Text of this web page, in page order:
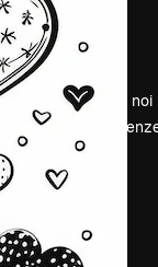
Prezzi
Chi siamo
Lavora con noi
Cerca
Blog
Eventi
Vendi i tuoi
contenuti